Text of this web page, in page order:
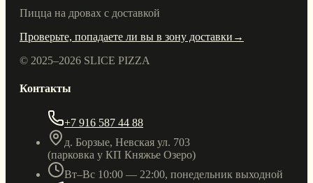
Пицца на дровах с доставкой
Проверьте, попадаете ли вы в зону доставки →
© 2025–2026 SLICE PIZZA
Контакты
+7 916 587 44 88
д. Борзые, Невская ул. 703
(парковка у КП Княжье Озеро)
Вт–Вс 10:00 — 22:00, понедельник выходной